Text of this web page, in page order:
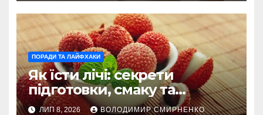
ПОРАДИ ТА ЛАЙФХАКИ
Як їсти лічі: секрети
підготовки, смаку та
корисного вживання
ЛИП 8, 2026 ВОЛОДИМИР СМИРНЕНКО